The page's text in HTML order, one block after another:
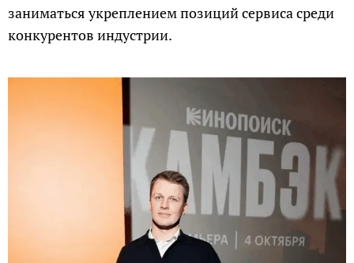
заниматься укреплением позиций сервиса среди
конкурентов индустрии.